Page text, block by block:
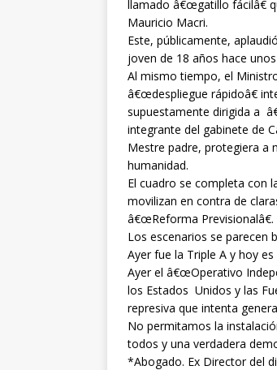
llamado â€œgatillo fácilâ€
Mauricio Macri.
Este, públicamente,
joven de 18 años hace
Al mismo tiempo, el
â€œdespliegue rápidoâ€
supuestamente dirigida a
integrante del gabinete de
Mestre padre, protegiera a
humanidad.
El cuadro se completa con
movilizan en contra de
â€œReforma Previsionalâ€.
Los escenarios se parecen
Ayer fue la Triple A y hoy
Ayer el â€œOperativo
los Estados Unidos y las
represiva que intenta
No permitamos la
todos y una verdadera
*Abogado. Ex Director del